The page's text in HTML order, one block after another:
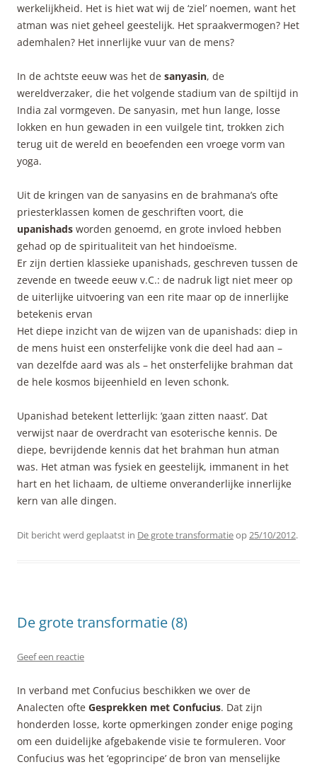
werkelijkheid. Het is hiet wat wij de ‘ziel’ noemen, want het
atman was niet geheel geestelijk. Het spraakvermogen? Het
ademhalen? Het innerlijke vuur van de mens?
In de achtste eeuw was het de sanyasin, de
wereldverzaker, die het volgende stadium van de spiltijd in
India zal vormgeven. De sanyasin, met hun lange, losse
lokken en hun gewaden in een vuilgele tint, trokken zich
terug uit de wereld en beoefenden een vroege vorm van
yoga.
Uit de kringen van de sanyasins en de brahmana’s ofte
priesterklassen komen de geschriften voort, die
upanishads worden genoemd, en grote invloed hebben
gehad op de spiritualiteit van het hindoeïsme.
Er zijn dertien klassieke upanishads, geschreven tussen de
zevende en tweede eeuw v.C.: de nadruk ligt niet meer op
de uiterlijke uitvoering van een rite maar op de innerlijke
betekenis ervan
Het diepe inzicht van de wijzen van de upanishads: diep in
de mens huist een onsterfelijke vonk die deel had aan –
van dezelfde aard was als – het onsterfelijke brahman dat
de hele kosmos bijeenhield en leven schonk.
Upanishad betekent letterlijk: ‘gaan zitten naast’. Dat
verwijst naar de overdracht van esoterische kennis. De
diepe, bevrijdende kennis dat het brahman hun atman
was. Het atman was fysiek en geestelijk, immanent in het
hart en het lichaam, de ultieme onveranderlijke innerlijke
kern van alle dingen.
Dit bericht werd geplaatst in De grote transformatieop25/10/2012.
De grote transformatie (8)
Geef een reactie
In verband met Confucius beschikken we over de
Analecten ofte Gesprekken met Confucius. Dat zijn
honderden losse, korte opmerkingen zonder enige poging
om een duidelijke afgebakende visie te formuleren. Voor
Confucius was het ‘egoprincipe’ de bron van menselijke